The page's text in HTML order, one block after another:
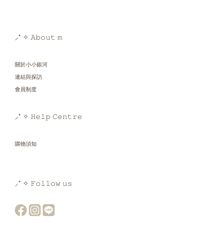
⸝⁺ ✧ 𝙰𝚋𝚘𝚞𝚝 𝚖
關於小小銀河
連結與探訪
會員制度
⸝⁺ ✧ 𝙷𝚎𝚕𝚙 𝙲𝚎𝚗𝚝𝚛𝚎
購物須知
⸝⁺ ✧ 𝙵𝚘𝚕𝚕𝚘𝚠 𝚞𝚜